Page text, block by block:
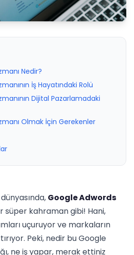
Nedir?
İş Hayatındaki Rolü
Dijital Pazarlamadaki
Olmak İçin Gerekenler
Google Adwords
süper kahraman gibi! Hani,
uçuruyor ve markaların
Peki, nedir bu Google
ne iş yapar, merak ettiniz